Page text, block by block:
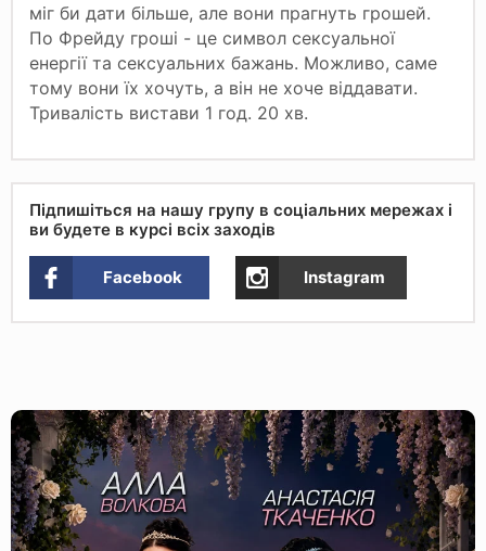
міг би дати більше, але вони прагнуть грошей.
По Фрейду гроші - це символ сексуальної
енергії та сексуальних бажань. Можливо, саме
тому вони їх хочуть, а він не хоче віддавати.
Тривалість вистави 1 год. 20 хв.
Підпишіться на нашу групу в соціальних мережах і
ви будете в курсі всіх заходів
Facebook Instagram